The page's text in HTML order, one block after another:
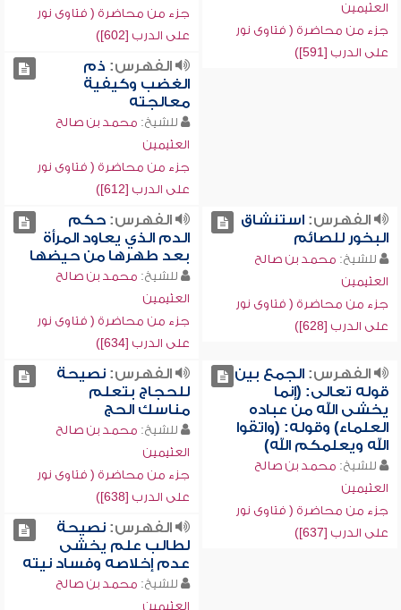
العثيمين
جزء من محاضرة ( فتاوى نور
على الدرب [591])
جزء من محاضرة ( فتاوى نور
على الدرب [602])
الفهرس: ذم
الغضب وكيفية
معالجته
للشيخ: محمد بن صالح
العثيمين
جزء من محاضرة ( فتاوى نور
على الدرب [612])
الفهرس:استنشاق
البخور للصائم
للشيخ: محمد بن صالح
العثيمين
جزء من محاضرة ( فتاوى نور
على الدرب [628])
الفهرس:حكم
الدم الذي يعاود المرأة
بعد طهرها من حيضها
للشيخ: محمد بن صالح
العثيمين
جزء من محاضرة ( فتاوى نور
على الدرب [634])
الفهرس:الجمع بين
قوله تعالى: (إنما
يخشى الله من عباده
العلماء) وقوله: (واتقوا
الله ويعلمكم الله)
للشيخ: محمد بن صالح
العثيمين
جزء من محاضرة ( فتاوى نور
على الدرب [637])
الفهرس:نصيحة
للحجاج بتعلم
مناسك الحج
للشيخ: محمد بن صالح
العثيمين
جزء من محاضرة ( فتاوى نور
على الدرب [638])
الفهرس:نصيحة
لطالب علم يخشى
عدم إخلاصه وفساد نيته
للشيخ: محمد بن صالح
العثيمين